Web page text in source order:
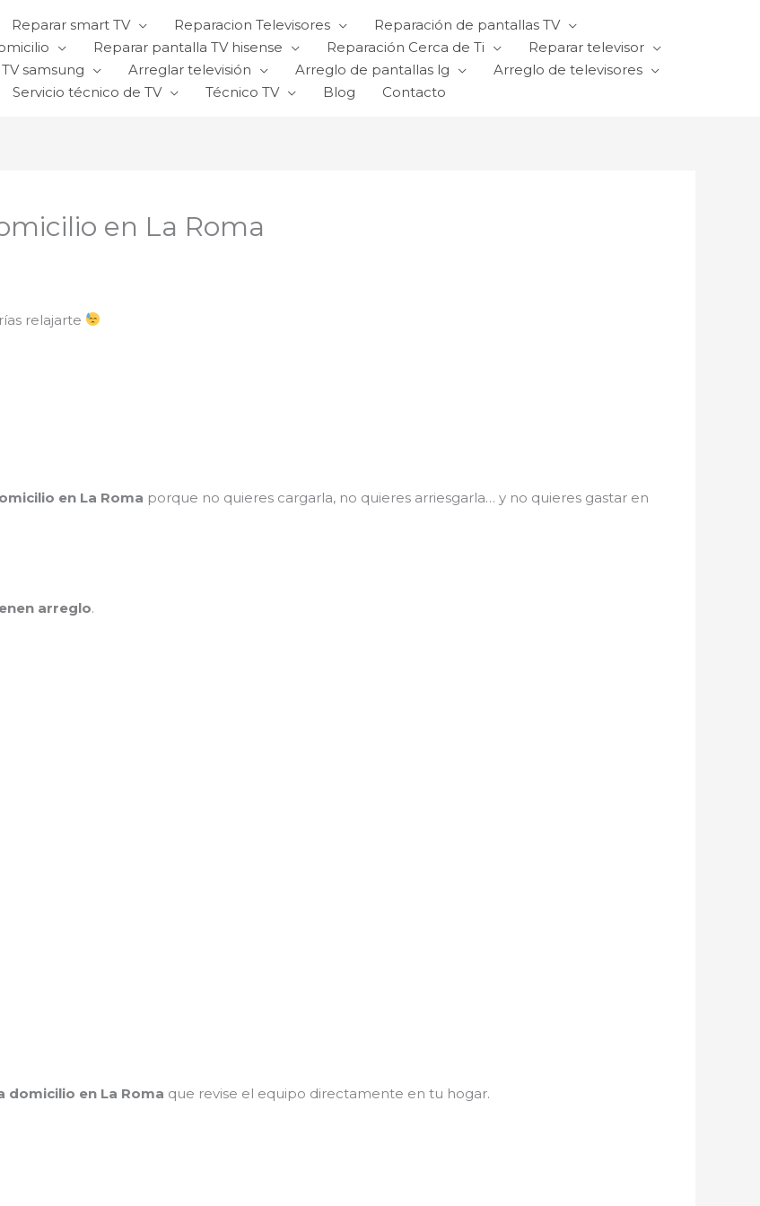
Reparar smart TV Reparacion Televisores
Reparación de pantallas TV
Reparar pantalla TV hisense Reparación Cerca de Ti
Reparar televisor
samsung Arreglar televisión Arreglo de pantallas lg
Arreglo de televisores
Servicio técnico de TV Técnico TV Blog Contacto
en La Roma
relajarte
en La Roma porque no quieres cargarla, no quieres arriesgarla… y no quieres gastar en
arreglo.
domicilio en La Roma que revise el equipo directamente en tu hogar.